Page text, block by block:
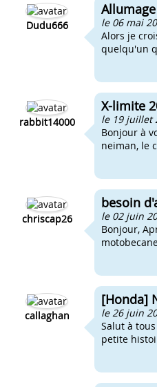
Dudu666
le 06 mai
Alors je
quelqu'un
rabbit14000
X-limite
le 19 juillet
Bonjour à
neiman, le
chriscap26
besoin
le 02 juin
Bonjour,
callaghan
[Honda]
le 26 juin
Salut à
petite